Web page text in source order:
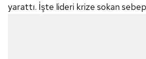
yarattı. İşte lideri krize sokan